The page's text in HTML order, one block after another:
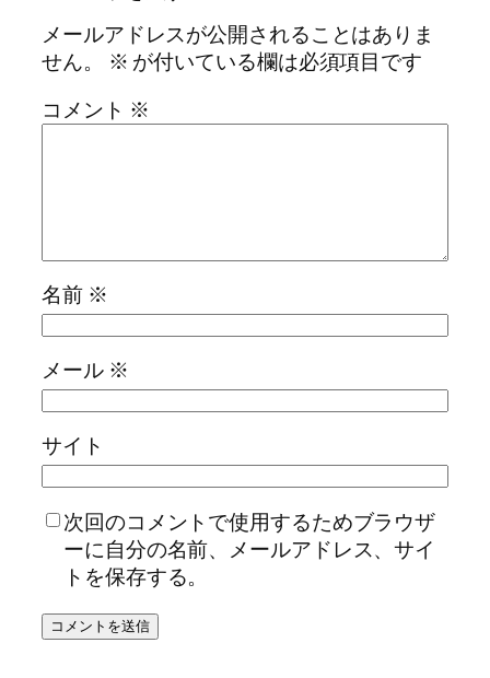
メールアドレスが公開されることはありま
せん。
※ が付いている欄は必須項目です
コメント ※
名前 ※
メール ※
サイト
次回のコメントで使用するためブラウザ
ーに自分の名前、メールアドレス、サイ
トを保存する。